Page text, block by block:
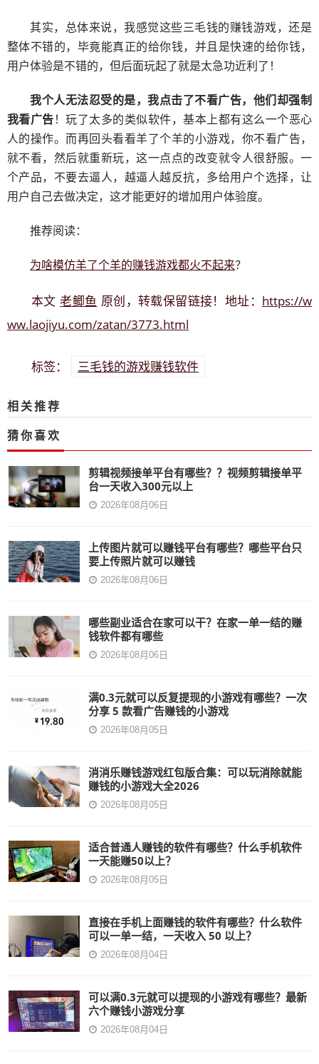
其实，总体来说，我感觉这些三毛钱的赚钱游戏，还是
整体不错的，毕竟能真正的给你钱，并且是快速的给你钱，
用户体验是不错的，但后面玩起了就是太急功近利了！
我个人无法忍受的是，我点击了不看广告，他们却强制
我看广告 ！玩了太多的类似软件，基本上都有这么一个恶心
人的操作。而再回头看看羊了个羊的小游戏，你不看广告，
就不看，然后就重新玩，这一点点的改变就令人很舒服。一
个产品，不要去逼人，越逼人越反抗，多给用户个选择，让
用户自己去做决定，这才能更好的增加用户体验度。
推荐阅读：
为啥模仿羊了个羊的赚钱游戏都火不起来？
本文老鲫鱼 原创，转载保留链接！地址： https://w
ww.laojiyu.com/zatan/3773.html
标签： 三毛钱的游戏赚钱软件
相关推荐
猜你喜欢
剪辑视频接单平台有哪些？？视频剪辑接单平
台一天收入300元以上
2026年08月06日
上传图片就可以赚钱平台有哪些？哪些平台只
要上传照片就可以赚钱
2026年08月06日
哪些副业适合在家可以干？在家一单一结的赚
钱软件都有哪些
2026年08月06日
满0.3元就可以反复提现的小游戏有哪些？一次
分享 5 款看广告赚钱的小游戏
2026年08月05日
消消乐赚钱游戏红包版合集：可以玩消除就能
赚钱的小游戏大全2026
2026年08月05日
适合普通人赚钱的软件有哪些？什么手机软件
一天能赚50以上？
2026年08月05日
直接在手机上面赚钱的软件有哪些？什么软件
可以一单一结，一天收入 50 以上？
2026年08月04日
可以满0.3元就可以提现的小游戏有哪些？最新
六个赚钱小游戏分享
2026年08月04日